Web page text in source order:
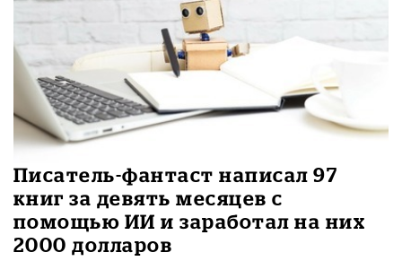
Писатель-фантаст написал 97
книг за девять месяцев с
помощью ИИ и заработал на них
2000 долларов